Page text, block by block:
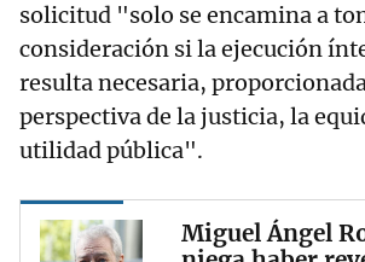
solicitud "solo se encamina a
consideración si la ejecución
resulta necesaria,
perspectiva de la justicia, la
utilidad pública".
Miguel Ángel